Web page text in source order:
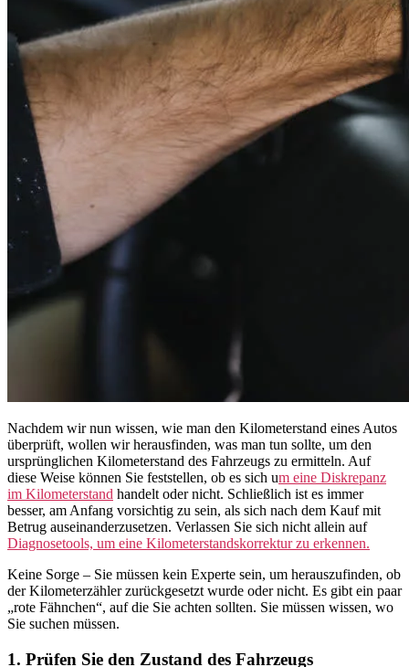
Nachdem wir nun wissen, wie man den Kilometerstand eines Autos
überprüft, wollen wir herausfinden, was man tun sollte, um den
ursprünglichen Kilometerstand des Fahrzeugs zu ermitteln. Auf
diese Weise können Sie feststellen, ob es sich um eine Diskrepanz
im Kilometerstand handelt oder nicht. Schließlich ist es immer
besser, am Anfang vorsichtig zu sein, als sich nach dem Kauf mit
Betrug auseinanderzusetzen. Verlassen Sie sich nicht allein auf
Diagnosetools, um eine Kilometerstandskorrektur zu erkennen.
Keine Sorge – Sie müssen kein Experte sein, um herauszufinden, ob
der Kilometerzähler zurückgesetzt wurde oder nicht. Es gibt ein paar
„rote Fähnchen“, auf die Sie achten sollten. Sie müssen wissen, wo
Sie suchen müssen.
1. Prüfen Sie den Zustand des Fahrzeugs